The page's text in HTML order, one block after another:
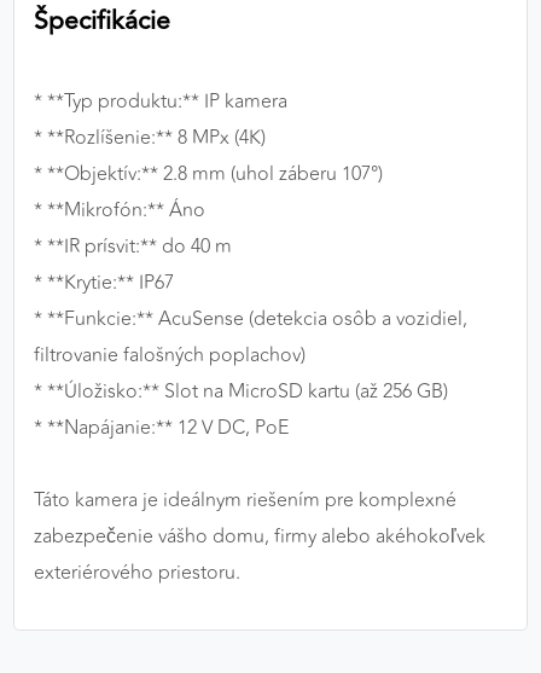
Špecifikácie
* **Typ produktu:** IP kamera
* **Rozlíšenie:** 8 MPx (4K)
* **Objektív:** 2.8 mm (uhol záberu 107°)
* **Mikrofón:** Áno
* **IR prísvit:** do 40 m
* **Krytie:** IP67
* **Funkcie:** AcuSense (detekcia osôb a vozidiel,
filtrovanie falošných poplachov)
* **Úložisko:** Slot na MicroSD kartu (až 256 GB)
* **Napájanie:** 12 V DC, PoE
Táto kamera je ideálnym riešením pre komplexné
zabezpečenie vášho domu, firmy alebo akéhokoľvek
exteriérového priestoru.